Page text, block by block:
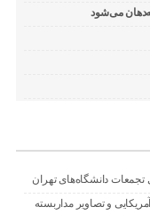
می‌شود
دانشگاه‌های تهران
و تصاویر مداربسته